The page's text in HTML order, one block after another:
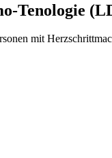
Tenologie
mit